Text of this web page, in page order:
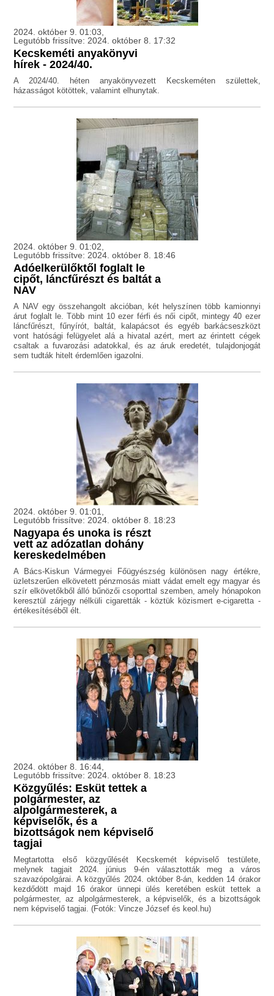
2024. október 9. 01:03,
Legutóbb frissítve: 2024. október 8. 17:32
Kecskeméti anyakönyvi
hírek - 2024/40.
A 2024/40. héten anyakönyvezett Kecskeméten születtek,
házasságot kötöttek, valamint elhunytak.
2024. október 9. 01:02,
Legutóbb frissítve: 2024. október 8. 18:46
Adóelkerülőktől foglalt le
cipőt, láncfűrészt és baltát a
NAV
A NAV egy összehangolt akcióban, két helyszínen több kamionnyi
árut foglalt le. Több mint 10 ezer férfi és női cipőt, mintegy 40 ezer
láncfűrészt, fűnyírót, baltát, kalapácsot és egyéb barkácseszközt
vont hatósági felügyelet alá a hivatal azért, mert az érintett cégek
csaltak a fuvarozási adatokkal, és az áruk eredetét, tulajdonjogát
sem tudták hitelt érdemlően igazolni.
2024. október 9. 01:01,
Legutóbb frissítve: 2024. október 8. 18:23
Nagyapa és unoka is részt
vett az adózatlan dohány
kereskedelmében
A Bács-Kiskun Vármegyei Főügyészség különösen nagy értékre,
üzletszerűen elkövetett pénzmosás miatt vádat emelt egy magyar és
szír elkövetőkből álló bűnözői csoporttal szemben, amely hónapokon
keresztül zárjegy nélküli cigaretták - köztük közismert e-cigaretta -
értékesítéséből élt.
2024. október 8. 16:44,
Legutóbb frissítve: 2024. október 8. 18:23
Közgyűlés: Esküt tettek a
polgármester, az
alpolgármesterek, a
képviselők, és a
bizottságok nem képviselő
tagjai
Megtartotta első közgyűlését Kecskemét képviselő testülete,
melynek tagjait 2024. június 9-én választották meg a város
szavazópolgárai. A közgyűlés 2024. október 8-án, kedden 14 órakor
kezdődött majd 16 órakor ünnepi ülés keretében esküt tettek a
polgármester, az alpolgármesterek, a képviselők, és a bizottságok
nem képviselő tagjai. (Fotók: Vincze József és keol.hu)